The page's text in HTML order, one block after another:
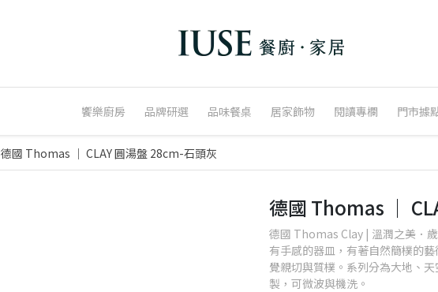
饗樂廚房 品牌研選 品味餐桌 居家飾物 閱讀專欄 門市據
德國 Thomas ｜ CLAY 圓湯盤 28cm-石頭灰
德國 Thomas ｜
德國 Thomas Clay | 溫潤之美．
有手感的器皿，有著自然簡樸的
覺親切與質樸。系列分為大地、
製，可微波與機洗。